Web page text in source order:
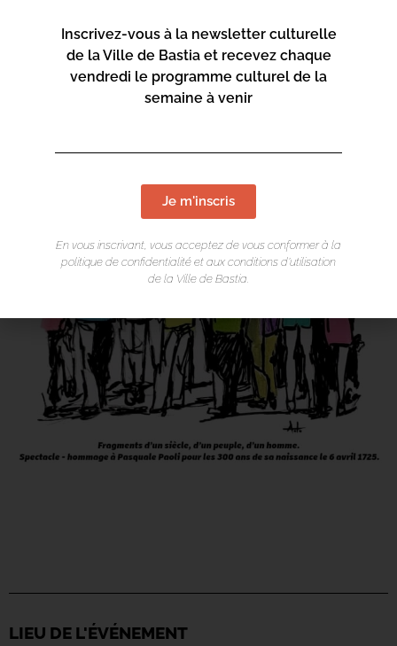
LIEU DE L'ÉVÉNEMENT
Inscrivez-vous à la newsletter culturelle
de la Ville de Bastia et recevez chaque
vendredi le programme culturel de la
semaine à venir
Je m'inscris
En vous inscrivant, vous acceptez de vous conformer à la
politique de confidentialité et aux conditions d’utilisation
de la Ville de Bastia.